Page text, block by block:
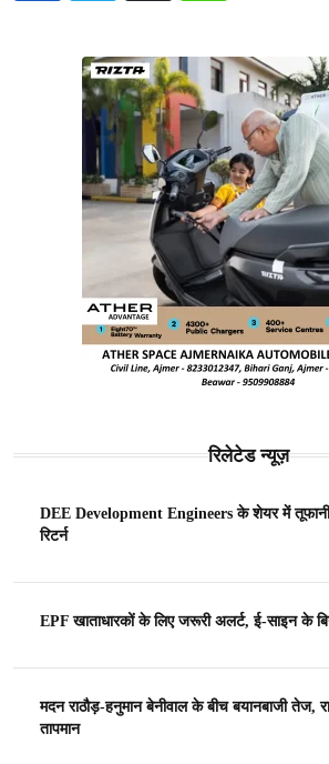
रिलेटेड न्यूज़
DEE Development Engineers के शेयर में
रिटर्न
EPF खाताधारकों के लिए जरूरी अलर्ट, ई-साइन के
मदन राठौड़-हनुमान बेनीवाल के बीच बयानबाजी तेज,
तापमान